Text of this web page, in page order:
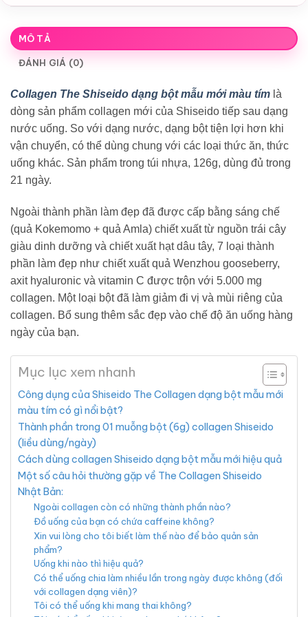
MÔ TẢ
ĐÁNH GIÁ (0)
Collagen The Shiseido dạng bột mẫu mới màu tím là
dòng sản phẩm collagen mới của Shiseido tiếp sau dạng
nước uống. So với dạng nước, dạng bột tiện lợi hơn khi
vận chuyển, có thể dùng chung với các loại thức ăn, thức
uống khác. Sản phẩm trong túi nhựa, 126g, dùng đủ trong
21 ngày.
Ngoài thành phần làm đẹp đã được cấp bằng sáng chế
(quả Kokemomo + quả Amla) chiết xuất từ nguồn trái cây
giàu dinh dưỡng và chiết xuất hạt dâu tây, 7 loại thành
phần làm đẹp như chiết xuất quả Wenzhou gooseberry,
axit hyaluronic và vitamin C được trộn với 5.000 mg
collagen. Một loại bột đã làm giảm đi vị và mùi riêng của
collagen. Bổ sung thêm sắc đẹp vào chế độ ăn uống hàng
ngày của bạn.
Mục lục xem nhanh
Công dụng của Shiseido The Collagen dạng bột mẫu mới
màu tím có gì nổi bật?
Thành phần trong 01 muỗng bột (6g) collagen Shiseido
(liều dùng/ngày)
Cách dùng collagen Shiseido dạng bột mẫu mới hiệu quả
Một số câu hỏi thường gặp về The Collagen Shiseido
Nhật Bản:
Ngoài collagen còn có những thành phần nào?
Đồ uống của bạn có chứa caffeine không?
Xin vui lòng cho tôi biết làm thế nào để bảo quản sản
phẩm?
Uống khi nào thì hiệu quả?
Có thể uống chia làm nhiều lần trong ngày được không (đối
với collagen dạng viên)?
Tôi có thể uống khi mang thai không?